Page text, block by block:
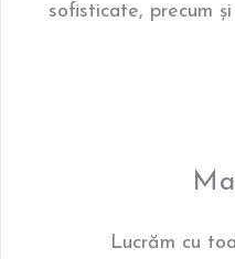
sofisticate, precum
Lucrăm cu